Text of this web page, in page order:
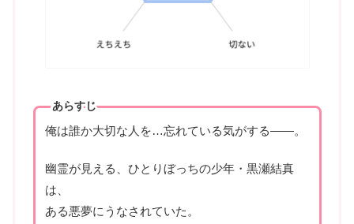
あらすじ
俺は誰か大切な人を…忘れている気がする――。
幽霊が見える、ひとりぼっちの少年・黒瀬結真
は、
ある悪夢にうなされていた。